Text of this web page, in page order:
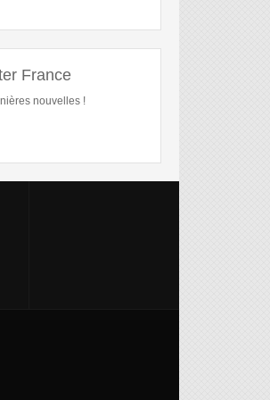
France
nouvelles !